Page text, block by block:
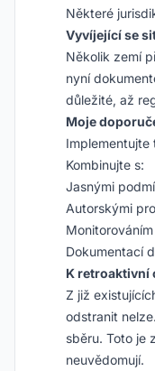
Některé
Vyvíjející se
Několik zemí
nyní
důležité, až
Moje
Implementujte
Kombinujte s:
Jasnými
Autorskými
Dokumentací
K retroaktivní
Z již
odstranit
sběru. Toto je
neuvědomují.